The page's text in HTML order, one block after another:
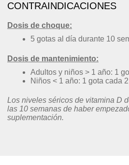
CONTRAINDICACIONES
Dosis de choque:
5 gotas al día durante 10
Dosis de mantenimiento:
Adultos y niños > 1 año: 1
Niños < 1 año: 1 gota cada
Los niveles séricos de vitamina D
las 10 semanas de haber
suplementación.